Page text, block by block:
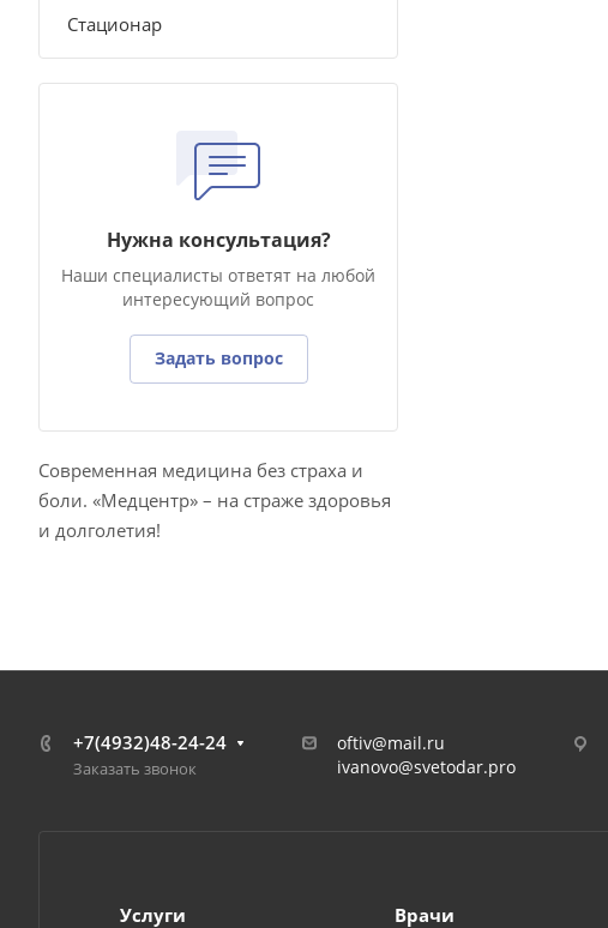
Стационар
Нужна консультация?
Наши специалисты ответят на любой
интересующий вопрос
Задать вопрос
Современная медицина без страха и
боли. «Медцентр» – на страже здоровья
и долголетия!
+7(4932)48-24-24
Заказать звонок
oftiv@mail.ru
ivanovo@svetodar.pro
Услуги Врачи